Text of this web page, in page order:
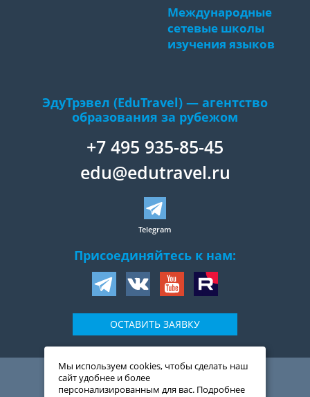
Международные
сетевые школы
изучения языков
ЭдуТрэвел (EduTravel) — агентство
образования за рубежом
+7 495 935-85-45
edu@edutravel.ru
Telegram
Присоединяйтесь к нам:
ОСТАВИТЬ ЗАЯВКУ
109044,Россия,Москва,
ул. Воронцовская, д. 20,
2-й подъезд, 1-ый этаж
Мы используем cookies, чтобы сделать наш
сайт удобнее и более
персонализированным для вас. Подробнее